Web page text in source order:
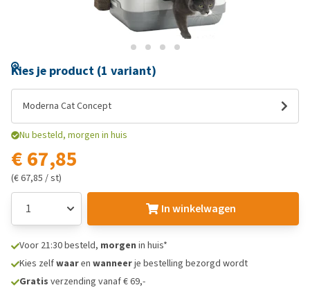
Kies je product (1 variant)
Moderna Cat Concept
Nu besteld, morgen in huis
€ 67,85
(€ 67,85 / st)
In winkelwagen
Voor 21:30 besteld, morgen in huis*
Kies zelfwaaren wanneerje bestelling bezorgd wordt
Gratis verzending vanaf € 69,-